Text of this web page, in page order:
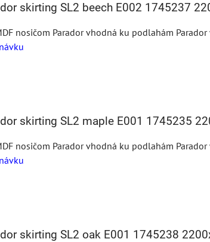
skirting SL2 beech E002 1745237
nosičom Parador vhodná ku podlahám Parador
skirting SL2 maple E001 1745235
nosičom Parador vhodná ku podlahám Parador
skirting SL2 oak E001 1745238